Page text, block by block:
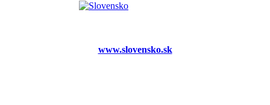
www.slovensko.sk